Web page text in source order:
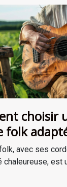
choisir
folk
avec ses
chaleureuse, est